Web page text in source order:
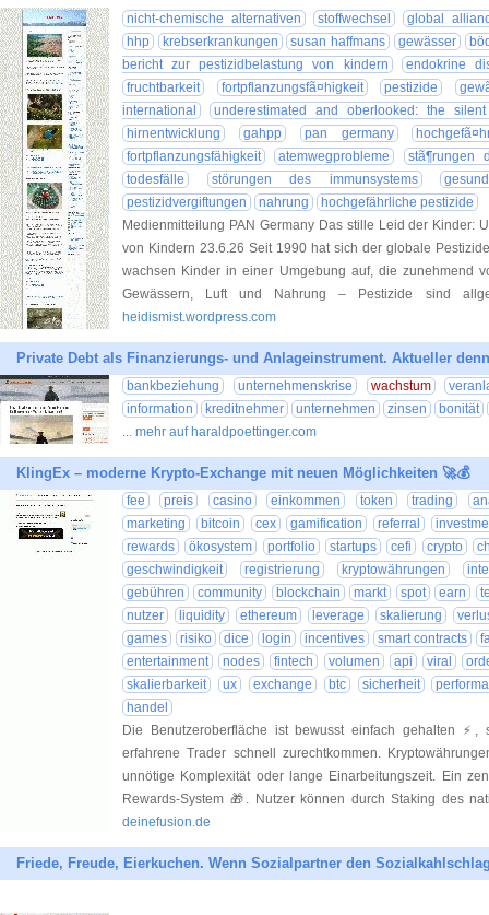
nicht-chemische alternativen stoffwechsel
global
hhp
krebserkrankungen susan haffmans gewässer
bericht zur pestizidbelastung von kindern
endokrine
fruchtbarkeit
fortpflanzungsfã¤higkeit pestizide
international
underestimated and oberlooked: the
hirnentwicklung
gahpp pan germany
fortpflanzungsfähigkeit
atemwegprobleme
stã¶rungen
todesfälle
störungen des immunsystems
pestizidvergiftungen
nahrung
hochgefährliche pestizide
Medienmitteilung PAN Germany Das stille Leid der Kinder:
von Kindern 23.6.26 Seit 1990 hat sich der globale
wachsen Kinder in einer Umgebung auf, die zunehmend
Gewässern, Luft und Nahrung – Pestizide sind
heidismist.wordpress.com
Private Debt als Finanzierungs- und Anlageinstrument. Aktueller
bankbeziehung unternehmenskrise wachstum
information
kreditnehmer unternehmen zinsen
bonität
... mehr auf haraldpoettinger.com
KlingEx – moderne Krypto-Exchange mit neuen Möglichkeiten 🚀💰
fee preis casino einkommen token trading
marketing
bitcoin cex gamification referral
rewards
ökosystem portfolio startups cefi crypto
geschwindigkeit
registrierung kryptowährungen
gebühren
community blockchain markt spot earn
nutzer
liquidity ethereum leverage skalierung
games
risiko dice login incentives smart contracts
entertainment
nodes fintech volumen api viral
skalierbarkeit
ux exchange btc sicherheit
handel
Die Benutzeroberfläche ist bewusst einfach gehalten
erfahrene Trader schnell zurechtkommen.
unnötige Komplexität oder lange Einarbeitungszeit. Ein
Rewards-System 🎁. Nutzer können durch Staking des
deinefusion.de
Friede, Freude, Eierkuchen. Wenn Sozialpartner den